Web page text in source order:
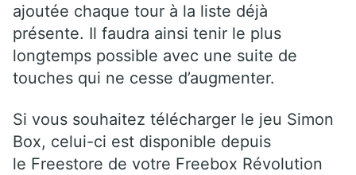
ajoutée chaque tour à la liste déjà
présente. Il faudra ainsi tenir le plus
longtemps possible avec une suite de
touches qui ne cesse d’augmenter.
Si vous souhaitez télécharger le jeu Simon
Box, celui-ci est disponible depuis
le Freestore de votre Freebox Révolution